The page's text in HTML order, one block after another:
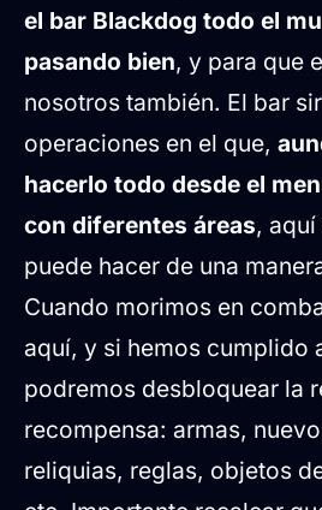
el bar Blackdog todo el
pasando bien, y para que
nosotros también. El bar
operaciones en el que,
hacerlo todo desde el
con diferentes áreas,
puede hacer de una
Cuando morimos en
aquí, y si hemos cumplido
podremos desbloquear la
recompensa: armas,
reliquias, reglas, objetos